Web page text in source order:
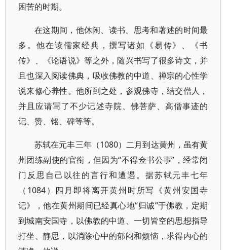
困苦的时期。
在这期间，他休闲、读书、思考和著述的时间最
多。他在读儒家经典，撰写诸如《易传》、《书
传》、《论语说》等之外，随兴书写了很多诗文，并
且也深入阅读佛典，吸收佛教的中道、禅宗的心性学
说来修心养性。他所到之处，参观佛寺，结交僧人，
并且应请写了不少记述寺院、佛菩萨、高僧事迹的
记、赞、铭、碑等等。
苏轼在元丰三年（1080）二月到达黄州，虽有黄
州团练副使的官衔，但因为“不得佥书公事”，经常闭
门反思自己以往的言行和遭遇。据苏轼元丰七年
（1084）四月即将离开黄州时所写《黄州安国寺
记》，他在黄州期间已经真心地“归诚”于佛教，定期
到城南安国寺，以佛教的中道、一切皆空的思想指导
打坐、静思，以消除心中的郁闷和烦恼，求得内心的